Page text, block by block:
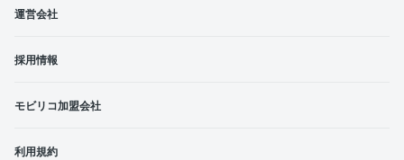
運営会社
採用情報
モビリコ加盟会社
利用規約